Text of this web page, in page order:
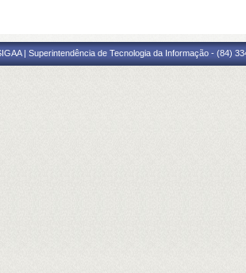
| Superintendência de Tecnologia da Informação - (84)